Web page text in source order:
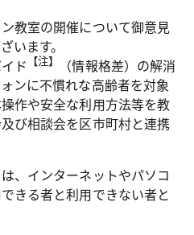
教室の開催について御意見
います。
ド 【注】
（情報格差）の解消
ンに不慣れな高齢者を対象
作や安全な利用方法等を教
び相談会を区市町村と連携
、インターネットやパソコ
きる者と利用できない者と